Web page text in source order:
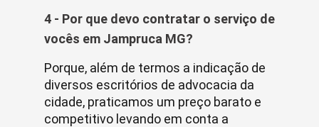
4 - Por que devo contratar o serviço de
vocês em Jampruca MG?
Porque, além de termos a indicação de
diversos escritórios de advocacia da
cidade, praticamos um preço barato e
competitivo levando em conta a